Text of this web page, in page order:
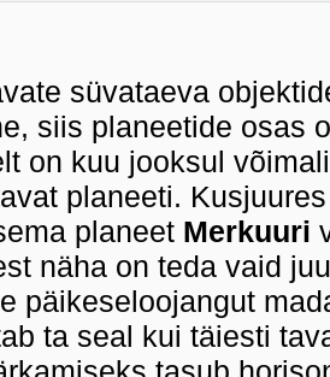
süvataeva
siis planeetide osas
on kuu jooksul
planeeti.
planeet Merkuuri
näha on teda vaid
päikeseloojangut
ta seal kui täiesti